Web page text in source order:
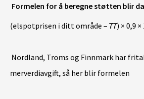
Formelen for å beregne støtten blir da
(elspotprisen i ditt område – 77) × 0,9 ×
Nordland, Troms og Finnmark har
merverdiavgift, så her blir formelen